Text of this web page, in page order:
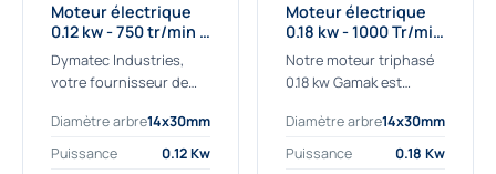
Moteur électrique
0.12 kw - 750 tr/min -
230/400V - IE2
Dymatec Industries,
votre fournisseur de
kw. Dymatec Industries
vous propose le moteur
Diamètre arbre14x30mm
Puissance
0.12 Kw
Moteur électrique
0.18 kw - 1000 Tr/min
- 230/400V - IE2
Notre moteur triphasé
0.18 kw Gamak est
aux applications
sévères. Nous
Diamètre arbre14x30mm
Puissance
0.18 Kw